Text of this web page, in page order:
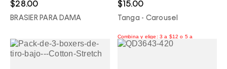
$28.00
BRASIER PARA DAMA
$15.00
Tanga - Carousel